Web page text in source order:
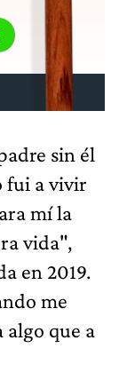
sin él
fui a vivir
mí la
vida",
en 2019.
me
algo que a